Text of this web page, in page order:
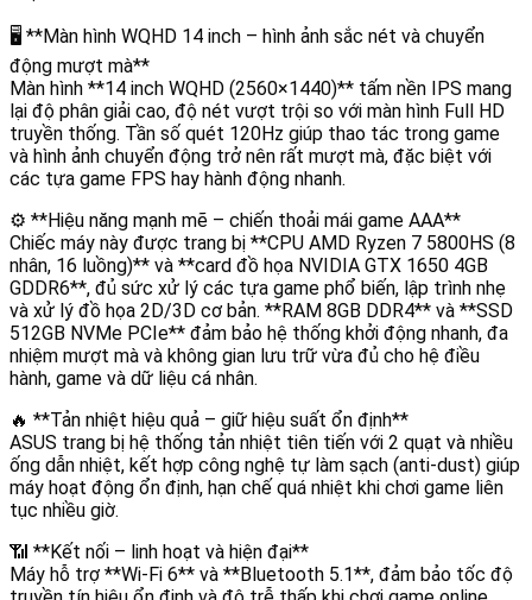
🖥️ **Màn hình WQHD 14 inch – hình ảnh sắc nét và chuyển
động mượt mà**
Màn hình **14 inch WQHD (2560×1440)** tấm nền IPS mang
lại độ phân giải cao, độ nét vượt trội so với màn hình Full HD
truyền thống. Tần số quét 120Hz giúp thao tác trong game
và hình ảnh chuyển động trở nên rất mượt mà, đặc biệt với
các tựa game FPS hay hành động nhanh.
⚙️ **Hiệu năng mạnh mẽ – chiến thoải mái game AAA**
Chiếc máy này được trang bị **CPU AMD Ryzen 7 5800HS (8
nhân, 16 luồng)** và **card đồ họa NVIDIA GTX 1650 4GB
GDDR6**, đủ sức xử lý các tựa game phổ biến, lập trình nhẹ
và xử lý đồ họa 2D/3D cơ bản. **RAM 8GB DDR4** và **SSD
512GB NVMe PCIe** đảm bảo hệ thống khởi động nhanh, đa
nhiệm mượt mà và không gian lưu trữ vừa đủ cho hệ điều
hành, game và dữ liệu cá nhân.
🔥 **Tản nhiệt hiệu quả – giữ hiệu suất ổn định**
ASUS trang bị hệ thống tản nhiệt tiên tiến với 2 quạt và nhiều
ống dẫn nhiệt, kết hợp công nghệ tự làm sạch (anti-dust) giúp
máy hoạt động ổn định, hạn chế quá nhiệt khi chơi game liên
tục nhiều giờ.
📶 **Kết nối – linh hoạt và hiện đại**
Máy hỗ trợ **Wi-Fi 6** và **Bluetooth 5.1**, đảm bảo tốc độ